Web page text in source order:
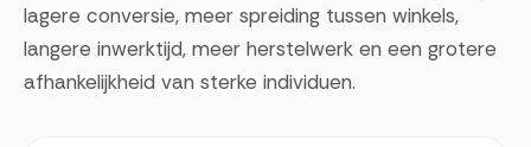
lagere conversie, meer spreiding tussen winkels,
langere inwerktijd, meer herstelwerk en een grotere
afhankelijkheid van sterke individuen.